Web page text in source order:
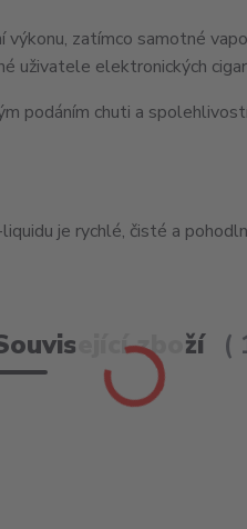
zatímco samotné
uživatele elektronických
podáním chuti a
je rychlé, čisté a
zboží